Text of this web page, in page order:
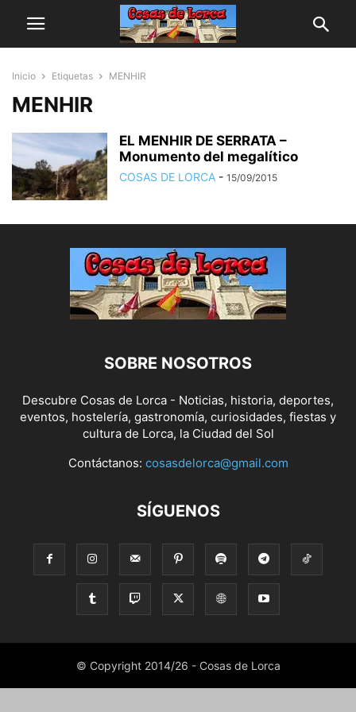
Inicio Etiquetas MENHIR
MENHIR
EL MENHIR DE SERRATA –
Monumento del megalítico
COSAS DE LORCA - 15/09/2015
SOBRE NOSOTROS
Descubre Cosas de Lorca - Noticias, historia, deportes,
eventos, hostelería, gastronomía, curiosidades, fiestas y
cultura de Lorca, la Ciudad del Sol
Contáctanos: cosasdelorca@gmail.com
SÍGUENOS
© Copyright 2014/26 - Cosas de Lorca